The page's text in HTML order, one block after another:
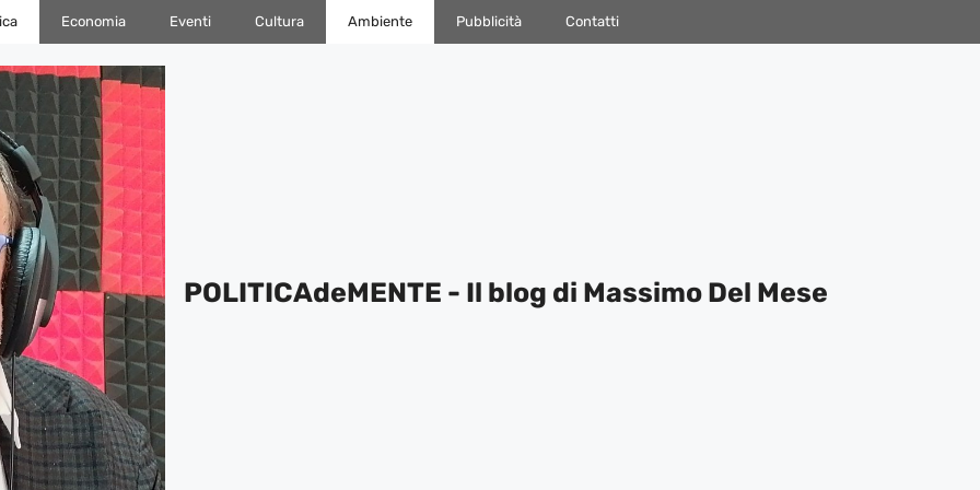
Economia Eventi Cultura Ambiente Pubblicità Contatti
POLITICAdeMENTE - Il blog di Massimo Del Mese